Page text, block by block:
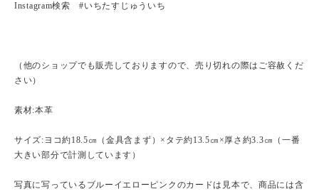
Instagram検索 #いちたすじゅういち
（他のショップでも販売しておりますので、売り切れの際はご容赦くだ
さい）
素材:本革
サイズ:ヨコ約18.5㎝（金具含まず）×タテ約13.5㎝×厚さ約3.3㎝（一番
大きい部分で計測しています）
写真に写っているブルーイエローピンクのカードは見本で、商品には含